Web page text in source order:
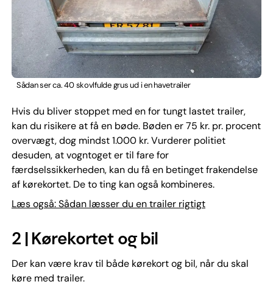
Sådan ser ca. 40 skovlfulde grus ud i en havetrailer
Hvis du bliver stoppet med en for tungt lastet trailer,
kan du risikere at få en bøde. Bøden er 75 kr. pr. procent
overvægt, dog mindst 1.000 kr. Vurderer politiet
desuden, at vogntoget er til fare for
færdselssikkerheden, kan du få en betinget frakendelse
af kørekortet. De to ting kan også kombineres.
Læs også: Sådan læsser du en trailer rigtigt
2 | Kørekortet og bil
Der kan være krav til både kørekort og bil, når du skal
køre med trailer.